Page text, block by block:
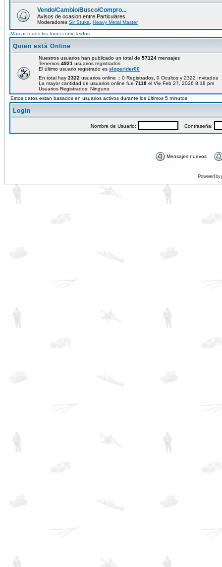
Vendo/Cambio/Busco/Compro...
Avisos de ocasion entre Particulares.
Moderadores Sir Stuka Heavy Metal Master
Marcar todos los foros como leidos
Quien está Online
Nuestros usuarios han publicado un total de 57124 mensajes
Tenemos 4921 usuarios registrados
El último usuario registrado es sloperider00
En total hay 2322 usuarios online :: 0 Registrados, 0 Ocultos y 2322
La mayor cantidad de usuarios online fue 7118 el Vie Feb 27, 2026 8:18 pm
Usuarios Registrados: Ninguno
Estos datos estan basados en usuarios activos durante los últimos 5 minutos
Login
Nombre de Usuario: Contraseña:
Mensajes nuevos
Powered by